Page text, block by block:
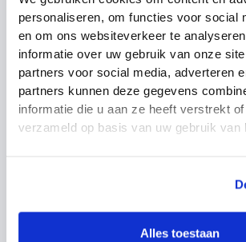
personaliseren, om functies voor social
en om ons websiteverkeer te
informatie over uw gebruik van onze
partners voor social media, adverteren
partners kunnen deze gegevens
informatie die u aan ze heeft verstrekt
verzameld op basis van uw gebruik van
Alles toestaan
Kan ik het traject pauzeren als mijn
Word ik gedwongen om werk te
Kan ik ook intern blijven solliciteren